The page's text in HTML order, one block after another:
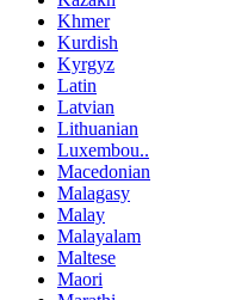
Khmer
Kurdish
Kyrgyz
Latin
Latvian
Lithuanian
Luxembou..
Macedonian
Malagasy
Malay
Malayalam
Maltese
Maori